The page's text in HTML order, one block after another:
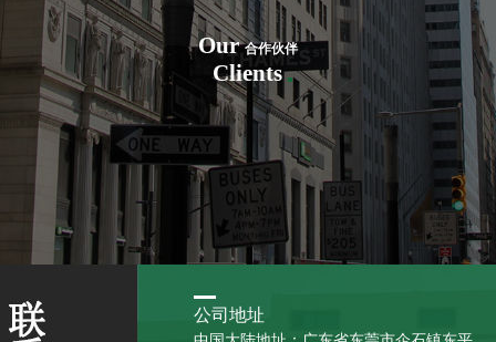
Our合作伙伴
Clients
公司地址